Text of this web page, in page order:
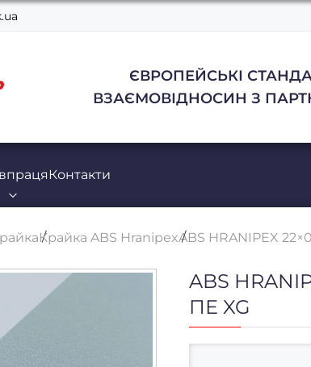
ЄВРОПЕЙСЬКІ
ВЗАЄМОВІДНОСИН З
Контакти
Крайка ABS HranipexABS HRANIPEX
ABS
ПЕ XG